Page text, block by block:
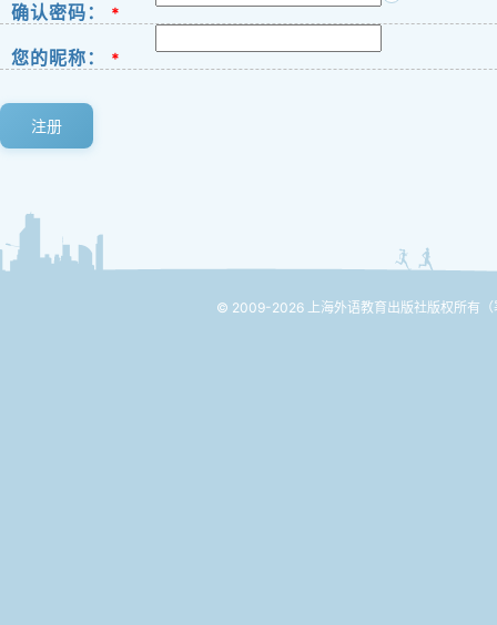
确认密码： *
您的昵称： *
注册
© 2009-2026 上海外语教育出版社版权所有